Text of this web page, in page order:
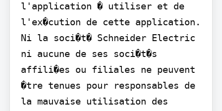
l'application � utiliser et de
l'ex�cution de cette application.
Ni la soci�t� Schneider Electric
ni aucune de ses soci�t�s
affili�es ou filiales ne peuvent
�tre tenues pour responsables de
la mauvaise utilisation des